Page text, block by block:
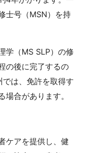
士号（MSN）を持
学（MS SLP）の修
の後に完了するの
は、免許を取得す
合があります。
ケアを提供し、健